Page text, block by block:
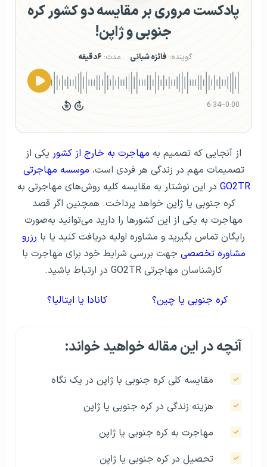
پادکست مروری بر مقایسه دو کشور کره
جنوبی و ژاپن!
گوینده: فائزه شبانی مدت:۶دقیقه
0:00
–
6:34
از آنجایی که تصمیم به مهاجرت به خارج از کشور یکی از
تصمیمات مهم در زندگی هر فردی است، موسسه مهاجرتی
GO2TR در این نوشتار به مقایسه کلیه روش‌های مهاجرتی به
کره جنوبی یا ژاپن خواهد پرداخت. همچنین اگر قصد
مهاجرت به یکی از این کشورها را دارید می‌توانید به‌صورت
رایگان تماس بگیرید و مشاوره اولیه دریافت کنید یا با رزرو
مشاوره تخصصی جهت بررسی شرایط‌ خود برای مهاجرت با
کارشناسان مهاجرتی GO2TR در ارتباط باشید.
کره جنوبی یا چین؟ کانادا یا ایتالیا؟
آنچه در این مقاله خواهید خواند:
مقایسه کلی کره جنوبی با ژاپن در یک نگاه
هزینه زندگی در کره جنوبی یا ژاپن
مهاجرت به کره جنوبی یا ژاپن
تحصیل در کره جنوبی یا ژاپن